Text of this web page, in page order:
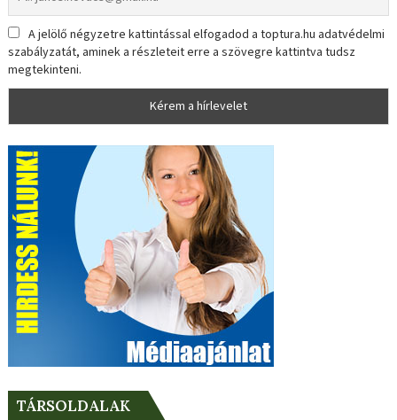
A jelölő négyzetre kattintással elfogadod a toptura.hu adatvédelmi
szabályzatát, aminek a részleteit erre a szövegre kattintva tudsz
megtekinteni.
TÁRSOLDALAK